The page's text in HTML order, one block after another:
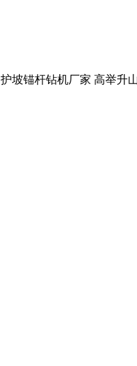
护坡锚杆钻机厂家 高举升